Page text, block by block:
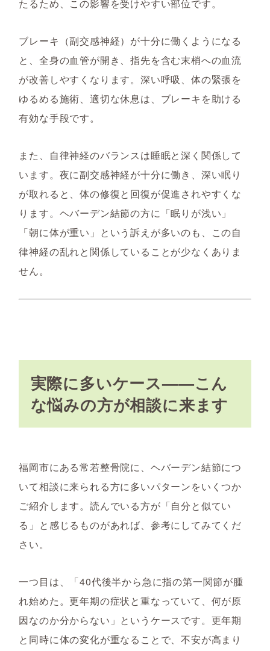
たるため、この影響を受けやすい部位です。
ブレーキ（副交感神経）が十分に働くようになる
と、全身の血管が開き、指先を含む末梢への血流
が改善しやすくなります。深い呼吸、体の緊張を
ゆるめる施術、適切な休息は、ブレーキを助ける
有効な手段です。
また、自律神経のバランスは睡眠と深く関係して
います。夜に副交感神経が十分に働き、深い眠り
が取れると、体の修復と回復が促進されやすくな
ります。ヘバーデン結節の方に「眠りが浅い」
「朝に体が重い」という訴えが多いのも、この自
律神経の乱れと関係していることが少なくありま
せん。
実際に多いケース——こん
な悩みの方が相談に来ます
福岡市にある常若整骨院に、ヘバーデン結節につ
いて相談に来られる方に多いパターンをいくつか
ご紹介します。読んでいる方が「自分と似てい
る」と感じるものがあれば、参考にしてみてくだ
さい。
一つ目は、「40代後半から急に指の第一関節が腫
れ始めた。更年期の症状と重なっていて、何が原
因なのか分からない」というケースです。更年期
と同時に体の変化が重なることで、不安が高まり